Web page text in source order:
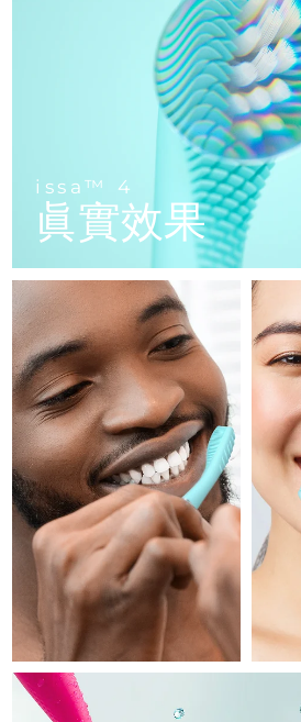
issa™ 4
眞實效果
LUNA™ 4 go
For travel or gym
LUNA™護膚
Premium cleansers
LUNA™ 設備
All facial cleansing
BEAR™ 設備
All premium facelift
Red light therapy
UFO™ 3 go
Portable red light
面膜
Rejuvenation &
UFO™ 設備
All deep facial
Hybrid silicone sonic
issa™ 4 baby
For ages 0-3
issa™ Teeth
Dual LED + sonic
ISSA™ 設備
All silicone sonic
FAQ™ 102
Advanced clinical
FAQ™ 103
Luxurious clinical
FAQ™ P1 Primer
Manuka honey
FAQ™護膚品
All FAQ™ skincare
FAQ™產品
All anti-aging
FAQ™ 202
LED mask
FAQ™ 211
Anti-aging neck &
FAQ™ 221
Anti-aging LED hand
FAQ™護膚品
All FAQ™ skincare
FAQ™產品
All LED treatments
FAQ™ 301
LED hair
FAQ™ Scalp
Scalp recovery
FAQ™護膚品
All FAQ™ skincare
FAQ™產品
All hair treatments
肌膚
FAQ™ 501
Full-Spectrum Red
FAQ™ 502
Full-Spectrum Red
FAQ™ Red
FAQ™ skincare
All FAQ™ skincare
FAQ™ products
All toning treatments
保健品
脫毛
PEACH™ 2 Pro
Professional IPL hair
PEACH™ 2
IPL hair removal
PEACH™ 2 go
Travel-friendly IPL
身
BEAR™ 2 body
Microcurrent body
LUNA™ 4 body
Massaging body
Firming body serum
痘肌護理
ESPADA™ 2 plus
Recurring acne LED
ESPADA™ 2
眼
BEAR™ 2 eyes
Microcurrent line
IRIS™ 2
毛孔護理
Diamond
護發
2-in-1 LED scalp
NEW
丹麥
愛沙尼亞
芬蘭
法國
法屬玻里尼西亞
德國
直布羅陀
希臘
中國香港特別行政區
匈牙利